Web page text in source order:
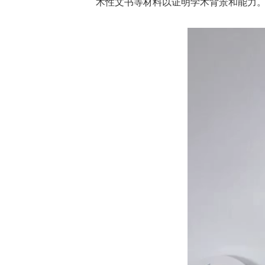
术性文书等材料以证明学术背景和能力